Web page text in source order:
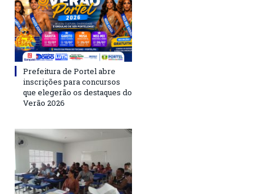
Prefeitura de Portel abre
inscrições para concursos
que elegerão os destaques do
Verão 2026